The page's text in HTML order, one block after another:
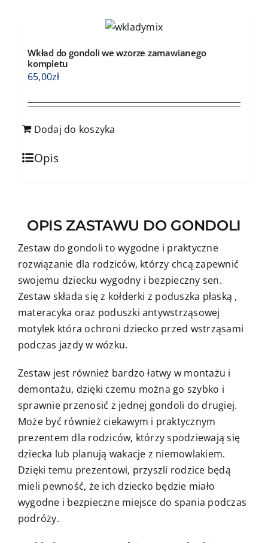
Wkład do gondoli we wzorze zamawianego
kompletu
65,00zł
Dodaj do koszyka
Opis
OPIS ZASTAWU DO GONDOLI
Zestaw do gondoli to wygodne i praktyczne
rozwiązanie dla rodziców, którzy chcą zapewnić
swojemu dziecku wygodny i bezpieczny sen.
Zestaw składa się z kołderki z poduszka płaską ,
materacyka oraz poduszki antywstrząsowej
motylek która ochroni dziecko przed wstrząsami
podczas jazdy w wózku.
Zestaw jest również bardzo łatwy w montażu i
demontażu, dzięki czemu można go szybko i
sprawnie przenosić z jednej gondoli do drugiej.
Może być również ciekawym i praktycznym
prezentem dla rodziców, którzy spodziewają się
dziecka lub planują wakacje z niemowlakiem.
Dzięki temu prezentowi, przyszli rodzice będą
mieli pewność, że ich dziecko będzie miało
wygodne i bezpieczne miejsce do spania podczas
podróży.